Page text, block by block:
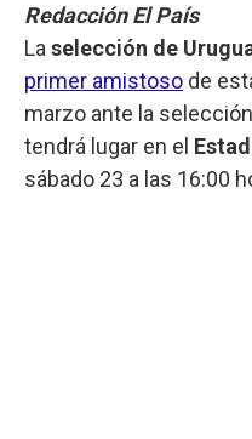
Redacción El País
La selección de
primer amistoso de
marzo ante la
tendrá lugar en el
sábado 23 a las 16:00